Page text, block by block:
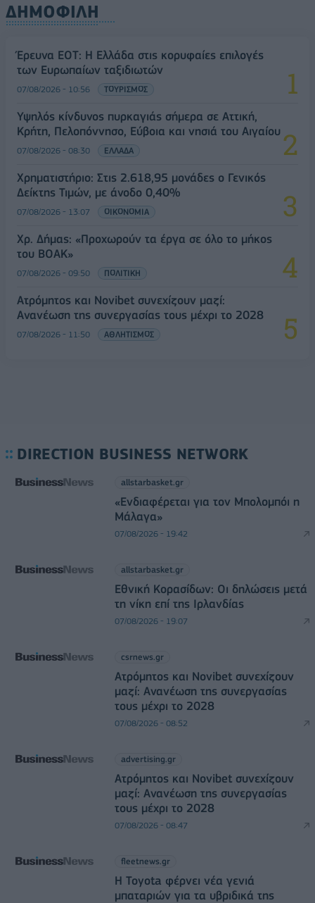
ΔΗΜΟΦΙΛΗ
Έρευνα ΕΟΤ: Η Ελλάδα στις κορυφαίες επιλογές
των Ευρωπαίων ταξιδιωτών
07/08/2026 - 10:56 ΤΟΥΡΙΣΜΟΣ
Υψηλός κίνδυνος πυρκαγιάς σήμερα σε Αττική,
Κρήτη, Πελοπόννησο, Εύβοια και νησιά του Αιγαίου
07/08/2026 - 08:30 ΕΛΛΑΔΑ
Χρηματιστήριο: Στις 2.618,95 μονάδες ο Γενικός
Δείκτης Τιμών, με άνοδο 0,40%
07/08/2026 - 13:07 ΟΙΚΟΝΟΜΙΑ
Χρ. Δήμας: «Προχωρούν τα έργα σε όλο το μήκος
του ΒΟΑΚ»
07/08/2026 - 09:50 ΠΟΛΙΤΙΚΗ
Ατρόμητος και Novibet συνεχίζουν μαζί:
Ανανέωση της συνεργασίας τους μέχρι το 2028
07/08/2026 - 11:50 ΑΘΛΗΤΙΣΜΟΣ
DIRECTION BUSINESS NETWORK
allstarbasket.gr
«Ενδιαφέρεται για τον Μπολομπόι η
Μάλαγα»
07/08/2026 - 19:42
allstarbasket.gr
Εθνική Κορασίδων: Οι δηλώσεις μετά
τη νίκη επί της Ιρλανδίας
07/08/2026 - 19:07
csrnews.gr
Ατρόμητος και Novibet συνεχίζουν
μαζί: Ανανέωση της συνεργασίας
τους μέχρι το 2028
07/08/2026 - 08:52
advertising.gr
Ατρόμητος και Novibet συνεχίζουν
μαζί: Ανανέωση της συνεργασίας
τους μέχρι το 2028
07/08/2026 - 08:47
fleetnews.gr
Η Toyota φέρνει νέα γενιά
μπαταριών για τα υβριδικά της